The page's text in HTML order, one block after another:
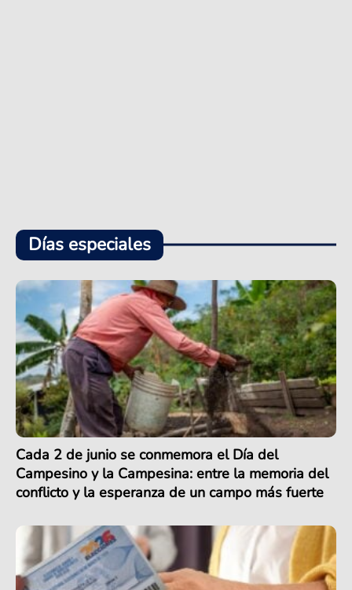
Días especiales
Cada 2 de junio se conmemora el Día del
Campesino y la Campesina: entre la memoria del
conflicto y la esperanza de un campo más fuerte